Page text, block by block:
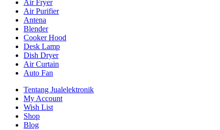
Air Fryer
Air Purifier
Antena
Blender
Cooker Hood
Desk Lamp
Dish Dryer
Air Curtain
Auto Fan
Tentang Jualelektronik
My Account
Wish List
Shop
Blog